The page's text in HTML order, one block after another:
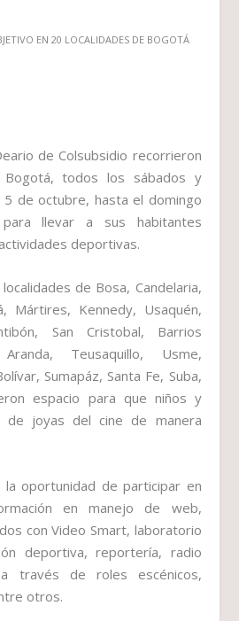
de Colsubsidio recorrieron
Bogotá, todos los sábados y
de octubre, hasta el domingo
llevar a sus habitantes
deportivas.
de Bosa, Candelaria,
Mártires, Kennedy, Usaquén,
San Cristobal, Barrios
Teusaquillo, Usme,
Sumapáz, Santa Fe, Suba,
espacio para que niños y
de joyas del cine de manera
la oportunidad de participar en
en manejo de web,
con Video Smart, laboratorio
deportiva, reportería, radio
través de roles escénicos,
otros.